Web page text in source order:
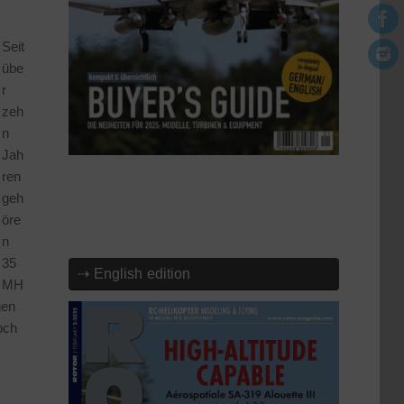
Seit
übe
r
zeh
n
Jah
ren
geh
öre
n
35
MH
⇢ English edition